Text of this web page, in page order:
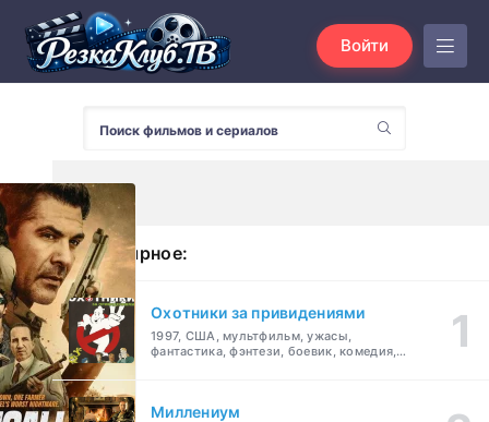
Войти
Популярное:
Охотники за привидениями
1997, США, мультфильм, ужасы,
фантастика, фэнтези, боевик, комедия,
Миллениум